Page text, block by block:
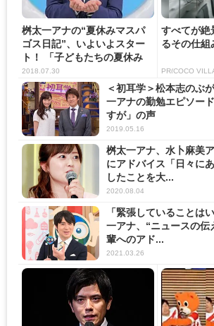
桝太一アナの“夏休みマスパ
ゴス日記”、いよいよスター
ト！ 「子どもたちの夏休み
の...
2018.07.30
すべてが絶
るその仕組
PR(COCO
＜初耳学＞松本志のぶ
一アナの勤勉エピソー
すが」の声
2019.05.16
桝太一アナ、水卜麻美
にアドバイス「日々に
したことを大...
2020.08.04
「緊張していることは
一アナ、“ニュースの伝
輩へのアド...
2021.03.26